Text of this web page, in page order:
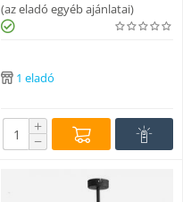
(az eladó egyéb ajánlatai)
1 eladó
+
−